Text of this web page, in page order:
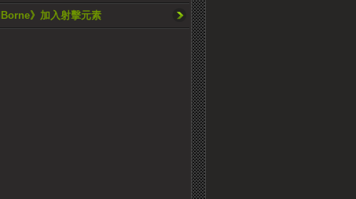
》加入射擊元素